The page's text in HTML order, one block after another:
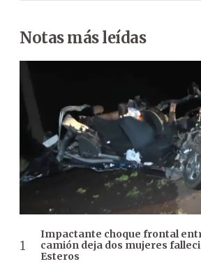
Notas más leídas
Impactante choque frontal
camión deja dos mujeres
Esteros